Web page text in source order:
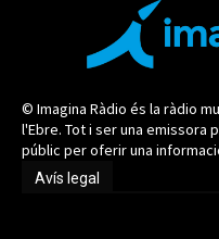
© Imagina Ràdio és la ràdio
l'Ebre. Tot i ser una emissora
públic per oferir una
Avís legal